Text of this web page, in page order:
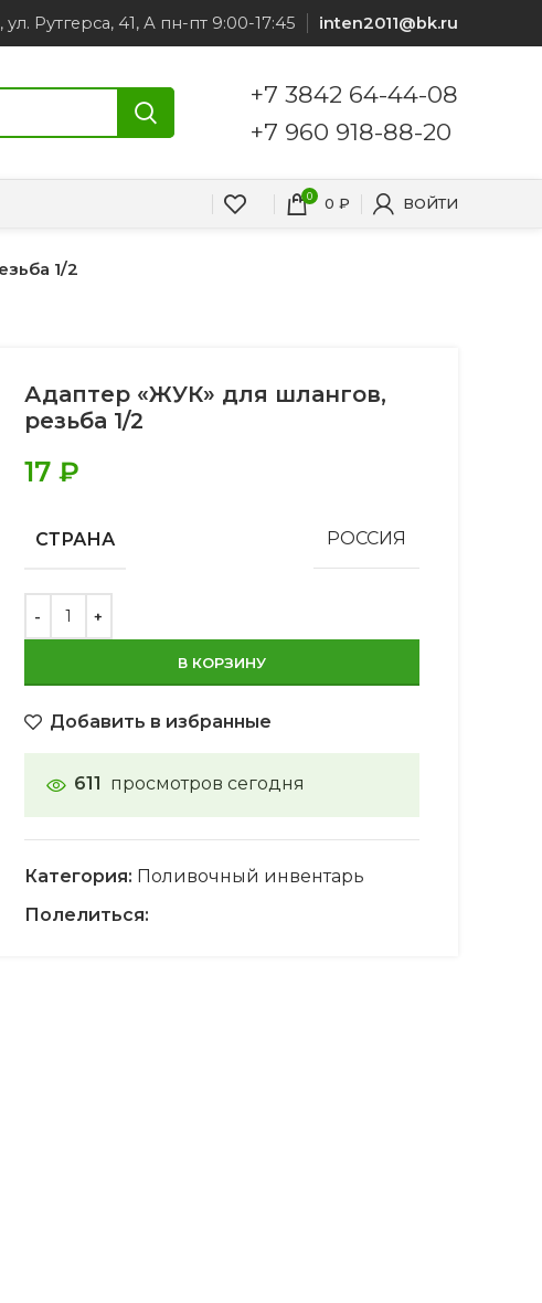
Рутгерса, 41, А пн-пт 9:00-17:45 inten2011@bk.ru
+7 3842 64-44-08
+7 960 918-88-20
0 0 ₽ ВОЙТИ
1/2
Адаптер «ЖУК» для шлангов,
резьба 1/2
17 ₽
СТРАНА РОССИЯ
В КОРЗИНУ
Добавить в избранные
611 просмотров сегодня
Категория: Поливочный инвентарь
Полелиться: